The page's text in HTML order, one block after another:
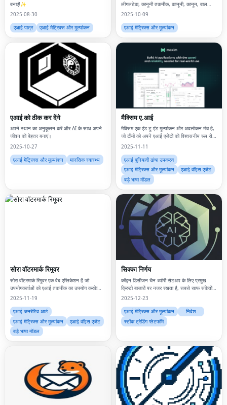
बनाएं!✨
2025-08-30
एआई पात्र
एआई मेट्रिक्स और मूल्यांकन
लीगलटेक, कानूनी तकनीक, कानूनी, कानून, बाल
सुरक्षा, कानूनी न्याय, न्याय, पितृत्व, सामुदायिक संपत्ति,
2025-10-09
एआई मेट्रिक्स और मूल्यांकन
एआई को ठीक कर देंगे
अपने स्थान का अनुकूलन करें और AI के साथ अपने
जीवन को बेहतर बनाएं।
2025-10-27
एआई मेट्रिक्स और मूल्यांकन
मानसिक स्वास्थ्य
मैक्सिम ए.आई
मैक्सिम एक एंड-टू-एंड मूल्यांकन और अवलोकन मंच है,
जो टीमों को अपने एआई एजेंटों को विश्वसनीय रूप से
और >5 गुना तेजी से भेजने में मदद करता है!
2025-11-11
एआई बुनियादी ढांचा उपकरण
एआई मेट्रिक्स और मूल्यांकन
एआई वॉइस एजेंट
बड़े भाषा मॉडल
सोरा वॉटरमार्क रिमूवर
सोरा वॉटरमार्क रिमूवर एक वेब एप्लिकेशन है जो
उपयोगकर्ताओं को एआई तकनीक का उपयोग करके
सोरा-जनरेटेड वीडियो से वॉटरमार्क हटाने की अनुमति
2025-11-19
एआई जनरेटिव आर्ट
एआई मेट्रिक्स और मूल्यांकन
एआई वॉइस एजेंट
बड़े भाषा मॉडल
सिक्का निर्णय
कॉइन डिसीजन चैन थ्योरी सेटअप के लिए प्रमुख
क्रिप्टो बाजारों पर नजर रखता है, सबसे साफ संकेतों
को रैंक करता है, और एआई ब्रीफ को स्पिन करता है
2025-12-23
एआई मेट्रिक्स और मूल्यांकन
निवेश
स्टॉक ट्रेडिंग प्लेटफॉर्म